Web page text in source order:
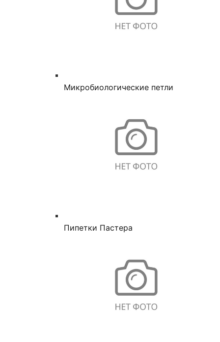
Микробиологические петли
Пипетки Пастера